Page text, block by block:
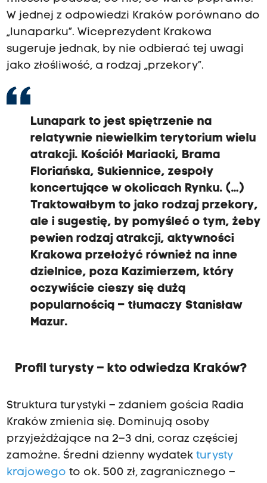
W jednej z odpowiedzi Kraków porównano do
„lunaparku”. Wiceprezydent Krakowa
sugeruje jednak, by nie odbierać tej uwagi
jako złośliwość, a rodzaj „przekory”.
Lunapark to jest spiętrzenie na
relatywnie niewielkim terytorium wielu
atrakcji. Kościół Mariacki, Brama
Floriańska, Sukiennice, zespoły
koncertujące w okolicach Rynku. (…)
Traktowałbym to jako rodzaj przekory,
ale i sugestię, by pomyśleć o tym, żeby
pewien rodzaj atrakcji, aktywności
Krakowa przełożyć również na inne
dzielnice, poza Kazimierzem, który
oczywiście cieszy się dużą
popularnością – tłumaczy Stanisław
Mazur.
Profil turysty – kto odwiedza Kraków?
Struktura turystyki – zdaniem gościa Radia
Kraków zmienia się. Dominują osoby
przyjeżdżające na 2–3 dni, coraz częściej
zamożne. Średni dzienny wydatek turysty
krajowego to ok. 500 zł, zagranicznego –